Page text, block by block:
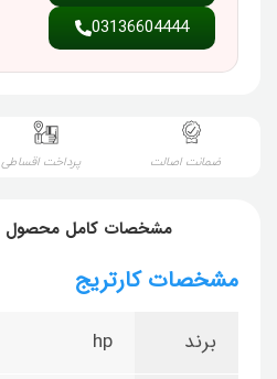
03136604444
ضمانت اصالت پرداخت اقساطی
مشخصات کامل محصول
مشخصات کارتریج
برند hp